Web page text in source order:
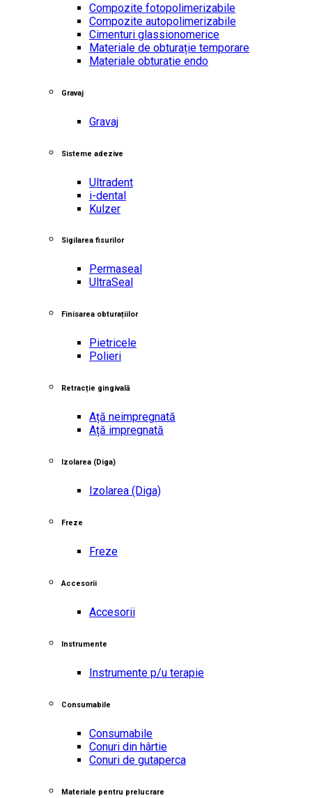
Compozite fotopolimerizabile
Compozite autopolimerizabile
Cimenturi glassionomerice
Materiale de obturație temporare
Materiale obturatie endo
Gravaj
Gravaj
Sisteme adezive
Ultradent
i-dental
Kulzer
Sigilarea fisurilor
Permaseal
UltraSeal
Finisarea obturațiilor
Pietricele
Polieri
Retracție gingivală
Ață neimpregnată
Ață impregnată
Izolarea (Diga)
Izolarea (Diga)
Freze
Freze
Accesorii
Accesorii
Instrumente
Instrumente p/u terapie
Consumabile
Consumabile
Conuri din hârtie
Conuri de gutaperca
Materiale pentru prelucrare